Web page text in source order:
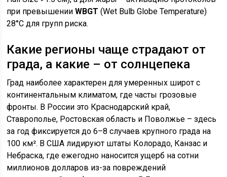
при превышенииWBGT (Wet Bulb Globe Temperature)
28°C для групп риска.
Какие регионы чаще страдают от
града, а какие – от солнцепека
Град наиболее характерен для умеренных широт с
континентальным климатом, где часты грозовые
фронты. В России это Краснодарский край,
Ставрополье, Ростовская область и Поволжье – здесь
за год фиксируется до 6–8 случаев крупного града на
100 км². В США лидируют штаты Колорадо, Канзас и
Небраска, где ежегодно наносится ущерб на сотни
миллионов долларов из-за повреждений